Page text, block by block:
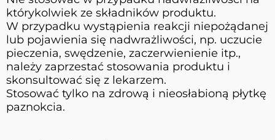
którykolwiek ze składników produktu.
W przypadku wystąpienia reakcji niepożądanej
lub pojawienia się nadwrażliwości, np. uczucie
pieczenia, swędzenie, zaczerwienienie itp.,
należy zaprzestać stosowania produktu i
skonsultować się z lekarzem.
Stosować tylko na zdrową i nieosłabioną płytkę
paznokcia.